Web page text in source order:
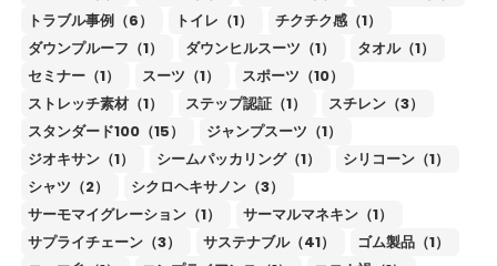
トラブル事例（6）
トイレ（1）
チクチク感（1）
ダウンプルーフ（1）
ダウンヒルスーツ（1）
タオル（1）
セミナー（1）
スーツ（1）
スポーツ（10）
ストレッチ素材（1）
ステップ認証（1）
スチレン（3）
スタンダード100（15）
ジャンプスーツ（1）
ジオキサン（1）
シームパッカリング（1）
シリコーン（1）
シャツ（2）
シクロヘキサノン（3）
サーモマイグレーション（1）
サーマルマネキン（1）
サプライチェーン（3）
サステナブル（41）
ゴム製品（1）